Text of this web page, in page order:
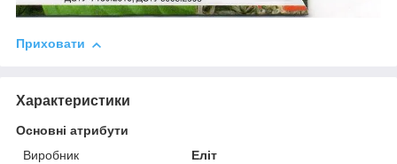
Приховати
Характеристики
Основні атрибути
Виробник
Еліт